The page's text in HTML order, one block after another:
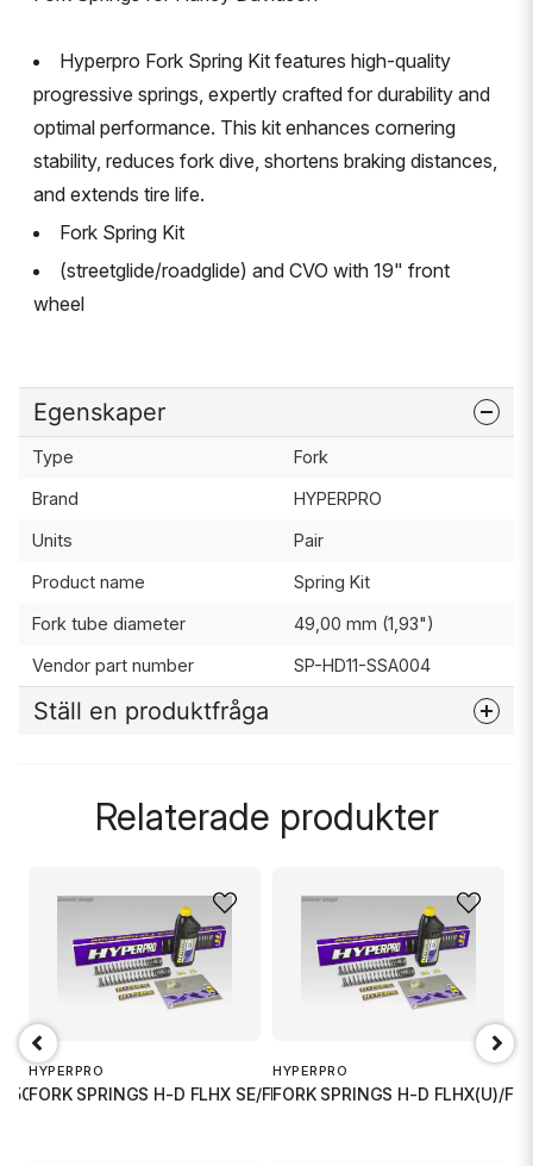
Hyperpro Fork Spring Kit features high-quality
progressive springs, expertly crafted for durability and
optimal performance. This kit enhances cornering
stability, reduces fork dive, shortens braking distances,
and extends tire life.
Fork Spring Kit
(streetglide/roadglide) and CVO with 19" front
wheel
Egenskaper
Type Fork
Brand HYPERPRO
Units Pair
Product name Spring Kit
Fork tube diameter 49,00 mm (1,93")
Vendor part number SP-HD11-SSA004
Ställ en produktfråga
name
Namn
Mejladress
Ja, ni får publicera min fråga
Relaterade produkter
(WI
HYPERPRO
FORK SPRINGS H-D FLHX SE/FLTRX
HYPERPRO
FORK SPRINGS H-D FLHX(U)/